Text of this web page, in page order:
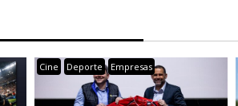
Cine Deporte Empresas